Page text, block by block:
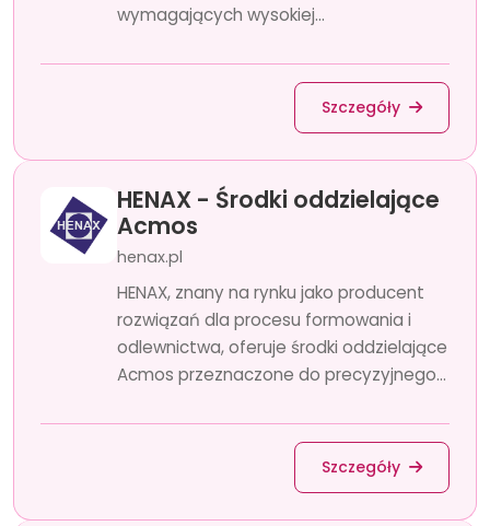
wymagających wysokiej...
Szczegóły
HENAX - Środki oddzielające
Acmos
henax.pl
HENAX, znany na rynku jako producent
rozwiązań dla procesu formowania i
odlewnictwa, oferuje środki oddzielające
Acmos przeznaczone do precyzyjnego...
Szczegóły